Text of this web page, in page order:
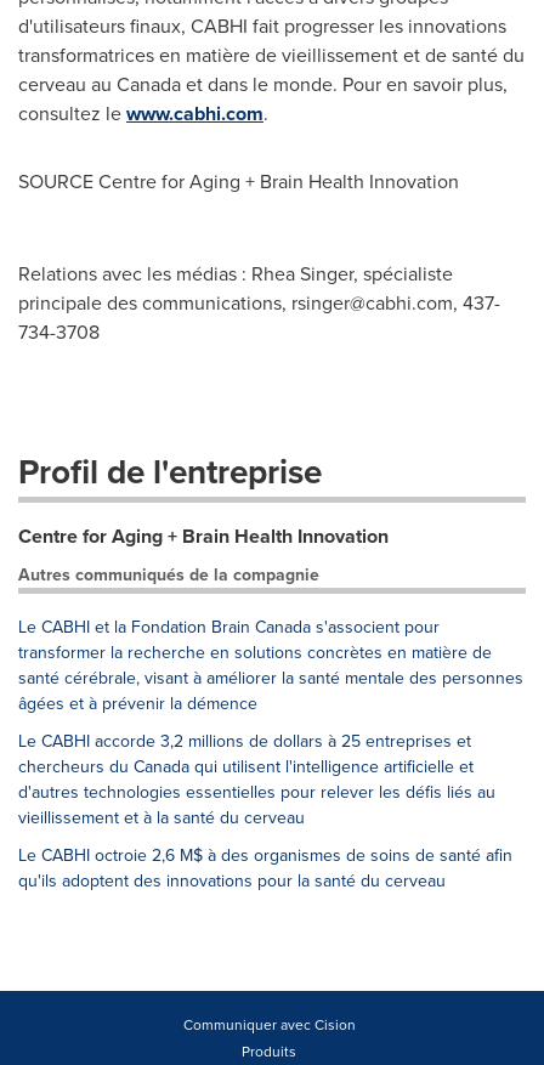
d'utilisateurs finaux, CABHI fait progresser les innovations
transformatrices en matière de vieillissement et de santé du
cerveau au Canadaet dans le monde. Pour en savoir plus,
consultez lewww.cabhi.com.
SOURCE Centre for Aging + Brain Health Innovation
Relations avec les médias : Rhea Singer, spécialiste
principale des communications, rsinger@cabhi.com, 437-
734-3708
Profil de l'entreprise
Centre for Aging + Brain Health Innovation
Autres communiqués de la compagnie
Le CABHI et la Fondation Brain Canada s'associent pour
transformer la recherche en solutions concrètes en matière de
santé cérébrale, visant à améliorer la santé mentale des personnes
âgées et à prévenir la démence
Le CABHI accorde 3,2 millions de dollars à 25 entreprises et
chercheurs du Canada qui utilisent l'intelligence artificielle et
d'autres technologies essentielles pour relever les défis liés au
vieillissement et à la santé du cerveau
Le CABHI octroie 2,6 M$ à des organismes de soins de santé afin
qu'ils adoptent des innovations pour la santé du cerveau
Communiquer avec Cision
Produits